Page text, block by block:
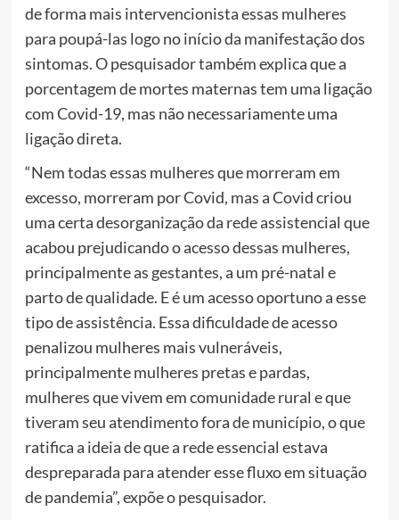
de forma mais intervencionista essas mulheres
para poupá-las logo no início da manifestação dos
sintomas. O pesquisador também explica que a
porcentagem de mortes maternas tem uma ligação
com Covid-19, mas não necessariamente uma
ligação direta.
“Nem todas essas mulheres que morreram em
excesso, morreram por Covid, mas a Covid criou
uma certa desorganização da rede assistencial que
acabou prejudicando o acesso dessas mulheres,
principalmente as gestantes, a um pré-natal e
parto de qualidade. E é um acesso oportuno a esse
tipo de assistência. Essa dificuldade de acesso
penalizou mulheres mais vulneráveis,
principalmente mulheres pretas e pardas,
mulheres que vivem em comunidade rural e que
tiveram seu atendimento fora de município, o que
ratifica a ideia de que a rede essencial estava
despreparada para atender esse fluxo em situação
de pandemia”, expõe o pesquisador.